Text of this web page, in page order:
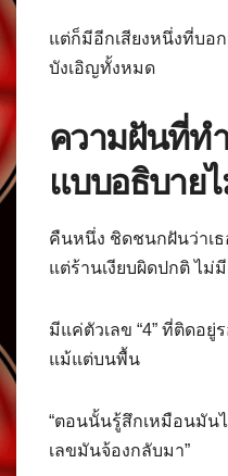
แต่ก็มีอีกเสียงหนึ่งที่บอ
บังเอิญทั้งหมด
ความฝันที่ท
แบบอธิบาย
คืนหนึ่ง ชิดชนกฝันว่าเ
แต่ร้านเงียบผิดปกติ ไม่
มีแค่ตัวเลข “4” ที่ติดอ
แม้แต่บนพื้น
“ตอนนั้นรู้สึกเหมือนมัน
เลขมันจ้องกลับมา”